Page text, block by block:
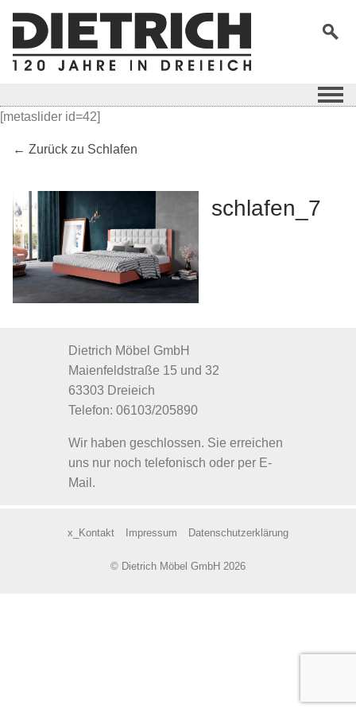
[metaslider id=42]
← Zurück zu Schlafen
schlafen_7
Dietrich Möbel GmbH
Maienfeldstraße 15 und 32
63303 Dreieich
Telefon: 06103/205890
Wir haben geschlossen. Sie erreichen
uns nur noch telefonisch oder per E-
Mail.
x_Kontakt Impressum Datenschutzerklärung
© Dietrich Möbel GmbH 2026